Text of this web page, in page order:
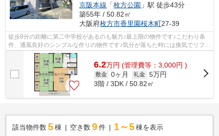
京阪本線 「枚方公園 」駅 徒歩43分
築55年 / 50.82㎡
大阪府枚方市香里園桜木町27-39
徒歩8分の距離に第二中学校があるのも魅力♪最上階の物件です♪こだわり条
件、通風良好のシンプルな作りの物件です♪気分が落ちた時には換気でリフレ
ッシュしましょう♪防犯対策もバッチリ...
6.2万円 (管理費等：3,000円 )
敷金 0ヶ月 礼金 5万円
3階 / 3DK / 50.82㎡
該当物件数 5棟 空き数 9 件 1～5 棟を表示